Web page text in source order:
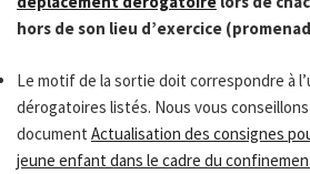
hors de son lieu d’exercice
Le motif de la sortie doit correspondre à
dérogatoires listés. Nous vous
document Actualisation des consignes
jeune enfant dans le cadre du